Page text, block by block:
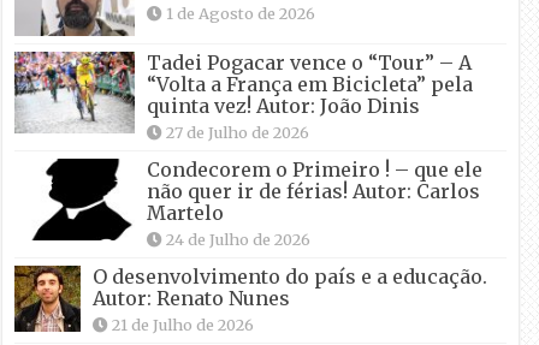
1 de Agosto de 2026
Tadei Pogacar vence o “Tour” – A
“Volta a França em Bicicleta” pela
quinta vez! Autor: João Dinis
27 de Julho de 2026
Condecorem o Primeiro ! – que ele
não quer ir de férias! Autor: Carlos
Martelo
24 de Julho de 2026
O desenvolvimento do país e a educação.
Autor: Renato Nunes
21 de Julho de 2026